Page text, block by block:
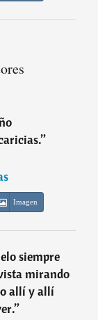
”
Imagen
siempre
mirando
allí y allí
”